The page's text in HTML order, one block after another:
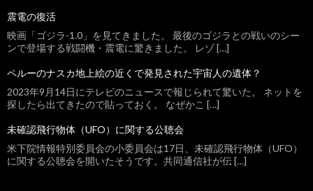
震電の復活
映画「ゴジラ-1.0」を見てきました。 最後のゴジラとの戦いのシー
ンで登場する戦闘機・震電に驚きました。 レゾ […]
ペルーのナスカ地上絵の近くで発見された宇宙人の遺体？
2023年9月14日にテレビのニュースで報じられて驚いた。 ネットを
探したら出てきたので貼っておく。 なぜかこ […]
未確認飛行物体（UFO）に関する公聴会
米下院情報特別委員会の小委員会は17日、未確認飛行物体（UFO）
に関する公聴会を開いたそうです。共同通信社が伝 […]